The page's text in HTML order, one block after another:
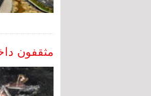
مثقفون